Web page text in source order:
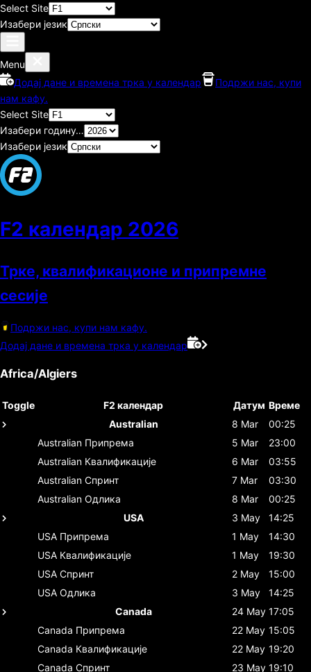
Select Site
Изабери језик
Menu
Додај дане и времена трка у календар
Подржи нас, купи
нам кафу.
Select Site
Изабери годину…
Изабери језик
F2 календар 2026
Трке, квалификационе и припремне
сесије
Подржи нас, купи нам кафу.
Додај дане и времена трка у календар
Africa/Algiers
Toggle F2 календар Датум Време
Australian
8 Mar
00:25
Australian Припрема 5 Mar
23:00
Australian Квалификације 6 Mar
03:55
Australian Спринт 7 Mar
03:30
Australian Одлика 8 Mar
00:25
USA
3 May
14:25
USA Припрема 1 May
14:30
USA Квалификације 1 May
19:30
USA Спринт 2 May
15:00
USA Одлика 3 May
14:25
Canada
24 May 17:05
Canada Припрема 22 May 15:05
Canada Квалификације 22 May 19:20
Canada Спринт 23 May 19:10